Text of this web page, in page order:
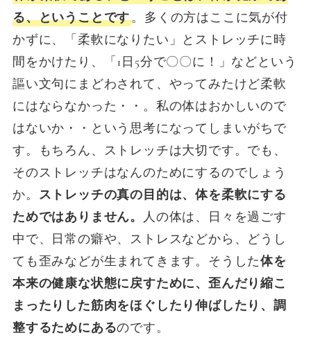
る、ということです。多くの方はここに気が付
かずに、「柔軟になりたい」とストレッチに時
間をかけたり、「1日5分で〇〇に！」などという
謳い文句にまどわされて、やってみたけど柔軟
にはならなかった・・。私の体はおかしいので
はないか・・という思考になってしまいがちで
す。もちろん、ストレッチは大切です。でも、
そのストレッチはなんのためにするのでしょう
か。 ストレッチの真の目的は、体を柔軟にする
ためではありません。
人の体は、日々を過ごす
中で、日常の癖や、ストレスなどから、どうし
ても歪みなどが生まれてきます。そうした体を
本来の健康な状態に戻すために、歪んだり縮こ
まったりした筋肉をほぐしたり伸ばしたり、調
整するためにあるのです。